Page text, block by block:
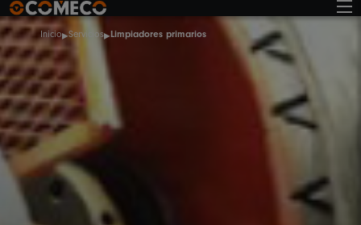
Inicio Servicios Limpiadores primarios